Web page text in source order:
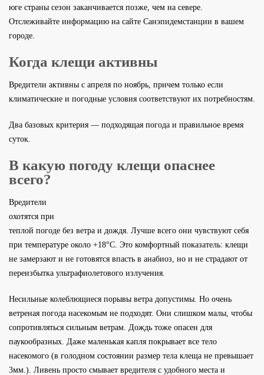
юге страны сезон заканчивается позже, чем на севере.
Отслеживайте информацию на сайте Санэпидемстанции в вашем
городе.
Когда клещи активны
Вредители активны с апреля по ноябрь, причем только если
климатические и погодные условия соответствуют их потребностям.
Два базовых критерия — подходящая погода и правильное время
суток.
В какую погоду клещи опаснее
всего?
Вредители
охотятся при
теплой погоде без ветра и дождя. Лучше всего они чувствуют себя
при температуре около +18°С. Это комфортный показатель: клещи
не замерзают и не готовятся впасть в анабиоз, но и не страдают от
переизбытка ультрафиолетового излучения.
Несильные колеблющиеся порывы ветра допустимы. Но очень
ветреная погода насекомым не подходят. Они слишком малы, чтобы
сопротивляться сильным ветрам. Дождь тоже опасен для
паукообразных. Даже маленькая капля покрывает все тело
насекомого (в голодном состоянии размер тела клеща не превышает
3мм.). Ливень просто смывает вредителя с удобного места и